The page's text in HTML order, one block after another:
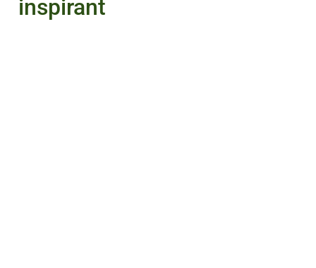
inspirant